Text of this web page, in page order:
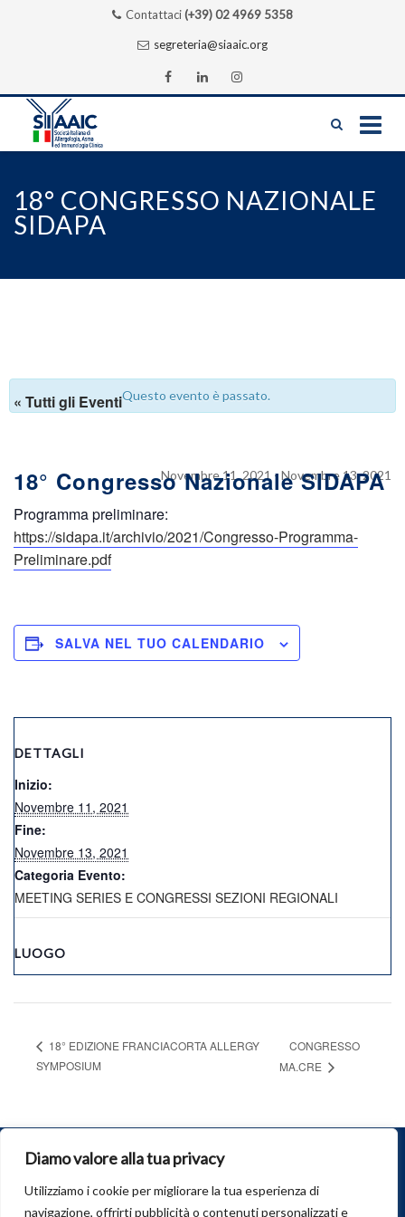
Diamo valore alla tua privacy
Utilizziamo i cookie per migliorare la tua esperienza di
navigazione, offrirti pubblicità o contenuti personalizzati e
Contattaci(+39) 02 4969 5358
segreteria@siaaic.org
content
18° CONGRESSO NAZIONALE
SIDAPA
« Tutti gli EventiQuesto evento è passato.
18° Congresso Nazionale SIDAPA
Novembre 11, 2021 -Novembre 13, 2021
Programma preliminare:
https://sidapa.it/archivio/2021/Congresso-Programma-
Preliminare.pdf
SALVA NEL TUO CALENDARIO
DETTAGLI
Inizio:
Novembre 11, 2021
Fine:
Novembre 13, 2021
Categoria Evento:
MEETING SERIES E CONGRESSI SEZIONI REGIONALI
LUOGO
18° EDIZIONE FRANCIACORTA ALLERGY
SYMPOSIUM
CONGRESSO
MA.CRE
© 2026SIAAIC. Tutti i diritti riservati.
(SIAAIC)